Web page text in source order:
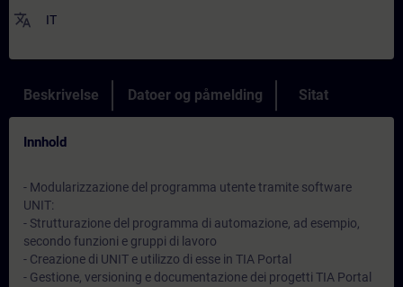
translate IT
Beskrivelse Datoer og påmelding Sitat
Innhold
- Modularizzazione del programma utente tramite software
UNIT:
- Strutturazione del programma di automazione, ad esempio,
secondo funzioni e gruppi di lavoro
- Creazione di UNIT e utilizzo di esse in TIA Portal
- Gestione, versioning e documentazione dei progetti TIA Portal